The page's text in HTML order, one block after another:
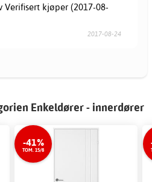
Verifisert kjøper (2017-08-
2017-08-24
Enkeldører - innerdører
-41%
TOM. 15/8